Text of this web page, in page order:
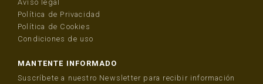
Aviso legal
Política de Privacidad
Política de Cookies
Condiciones de uso
MANTENTE INFORMADO
Suscríbete a nuestro Newsletter para recibir información